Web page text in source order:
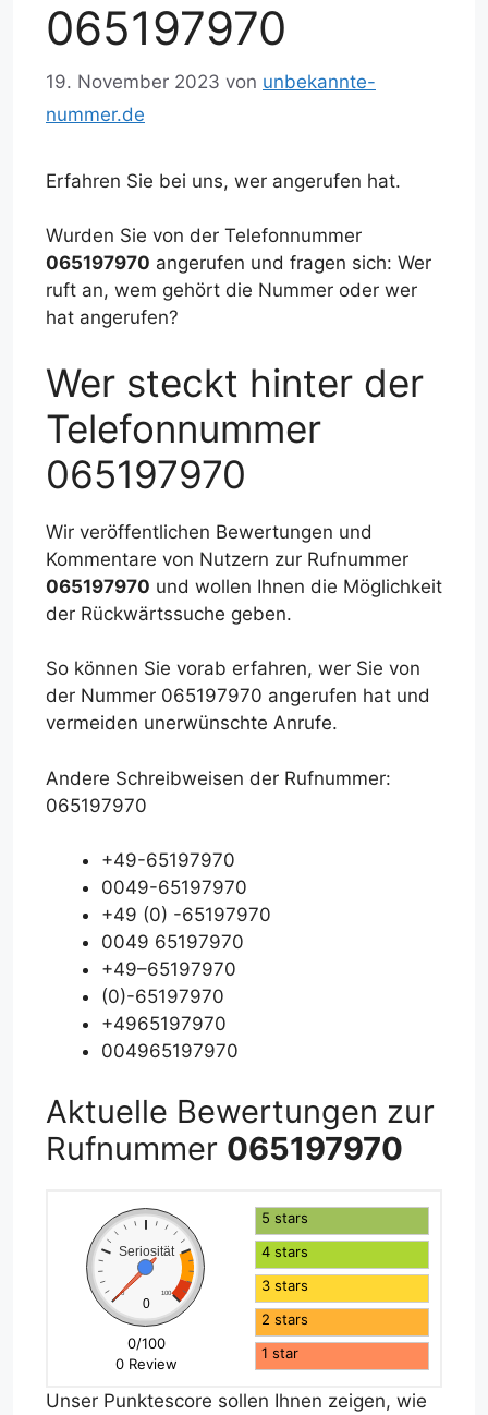
065197970
19. November 2023 von unbekannte-
nummer.de
Erfahren Sie bei uns, wer angerufen hat.
Wurden Sie von der Telefonnummer
065197970 angerufen und fragen sich: Wer
ruft an, wem gehört die Nummer oder wer
hat angerufen?
Wer steckt hinter der
Telefonnummer
065197970
Wir veröffentlichen Bewertungen und
Kommentare von Nutzern zur Rufnummer
065197970 und wollen Ihnen die Möglichkeit
der Rückwärtssuche geben.
So können Sie vorab erfahren, wer Sie von
der Nummer 065197970 angerufen hat und
vermeiden unerwünschte Anrufe.
Andere Schreibweisen der Rufnummer:
065197970
+49-65197970
0049-65197970
+49 (0) -65197970
0049 65197970
+49–65197970
(0)-65197970
+4965197970
004965197970
Aktuelle Bewertungen zur
Rufnummer 065197970
Seriosität
0 100
0
0/100
0 Review
5 stars
4 stars
3 stars
2 stars
1 star
Unser Punktescore sollen Ihnen zeigen, wie